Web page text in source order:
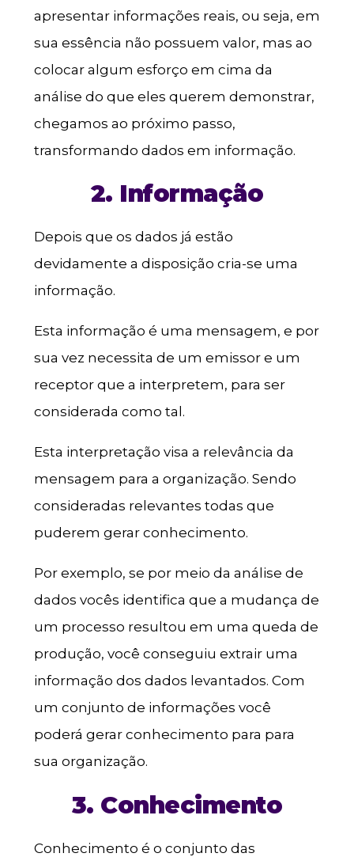
apresentar informações reais, ou seja, em
sua essência não possuem valor, mas ao
colocar algum esforço em cima da
análise do que eles querem demonstrar,
chegamos ao próximo passo,
transformando dados em informação.
2. Informação
Depois que os dados já estão
devidamente a disposição cria-se uma
informação.
Esta informação é uma mensagem, e por
sua vez necessita de um emissor e um
receptor que a interpretem, para ser
considerada como tal.
Esta interpretação visa a relevância da
mensagem para a organização. Sendo
consideradas relevantes todas que
puderem gerar conhecimento.
Por exemplo, se por meio da análise de
dados vocês identifica que a mudança de
um processo resultou em uma queda de
produção, você conseguiu extrair uma
informação dos dados levantados. Com
um conjunto de informações você
poderá gerar conhecimento para para
sua organização.
3. Conhecimento
Conhecimento é o conjunto das